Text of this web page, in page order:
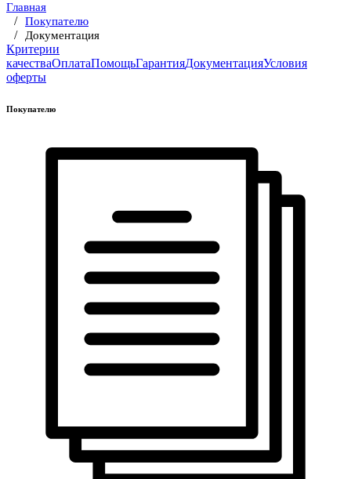
Главная
Покупателю
Документация
Критерии
качестваОплатаПомощьГарантияДокументацияУсловия
оферты
Покупателю